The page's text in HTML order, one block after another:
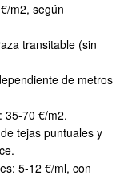
m2, según
transitable (sin
de metros
35-70 €/m2.
tejas puntuales y
5-12 €/ml, con